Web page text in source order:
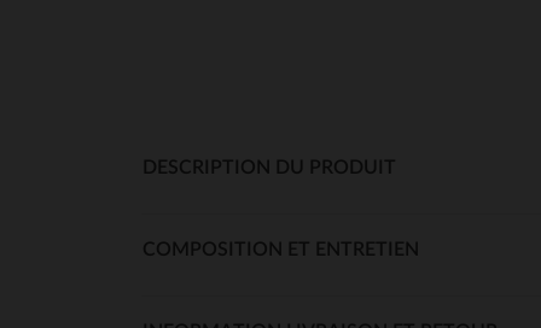
DESCRIPTION DU PRODUIT
COMPOSITION ET ENTRETIEN